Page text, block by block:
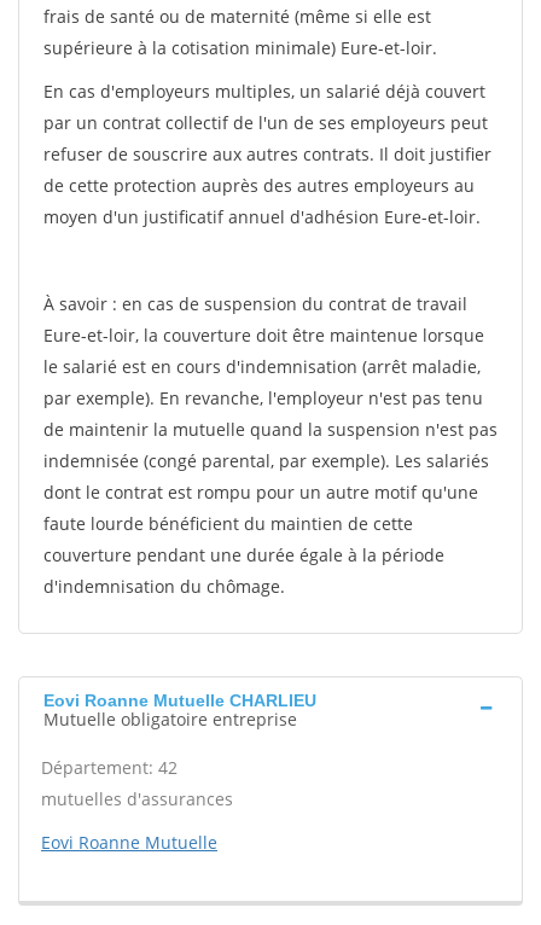
frais de santé ou de maternité (même si elle est
supérieure à la cotisation minimale) Eure-et-loir.
En cas d'employeurs multiples, un salarié déjà couvert
par un contrat collectif de l'un de ses employeurs peut
refuser de souscrire aux autres contrats. Il doit justifier
de cette protection auprès des autres employeurs au
moyen d'un justificatif annuel d'adhésion Eure-et-loir.
À savoir : en cas de suspension du contrat de travail
Eure-et-loir, la couverture doit être maintenue lorsque
le salarié est en cours d'indemnisation (arrêt maladie,
par exemple). En revanche, l'employeur n'est pas tenu
de maintenir la mutuelle quand la suspension n'est pas
indemnisée (congé parental, par exemple). Les salariés
dont le contrat est rompu pour un autre motif qu'une
faute lourde bénéficient du maintien de cette
couverture pendant une durée égale à la période
d'indemnisation du chômage.
Eovi Roanne Mutuelle CHARLIEU
Mutuelle obligatoire entreprise
Département: 42
mutuelles d'assurances
Eovi Roanne Mutuelle